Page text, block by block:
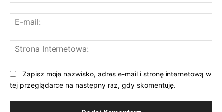
Zapisz moje nazwisko, adres e-mail i stronę internetową w
tej przeglądarce na następny raz, gdy skomentuję.